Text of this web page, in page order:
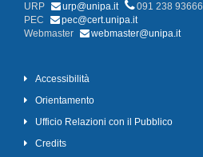
URP
urp@unipa.it
091 238 93666
PEC
pec@cert.unipa.it
Webmaster
webmaster@unipa.it
Accessibilità
Orientamento
Ufficio Relazioni con il Pubblico
Credits